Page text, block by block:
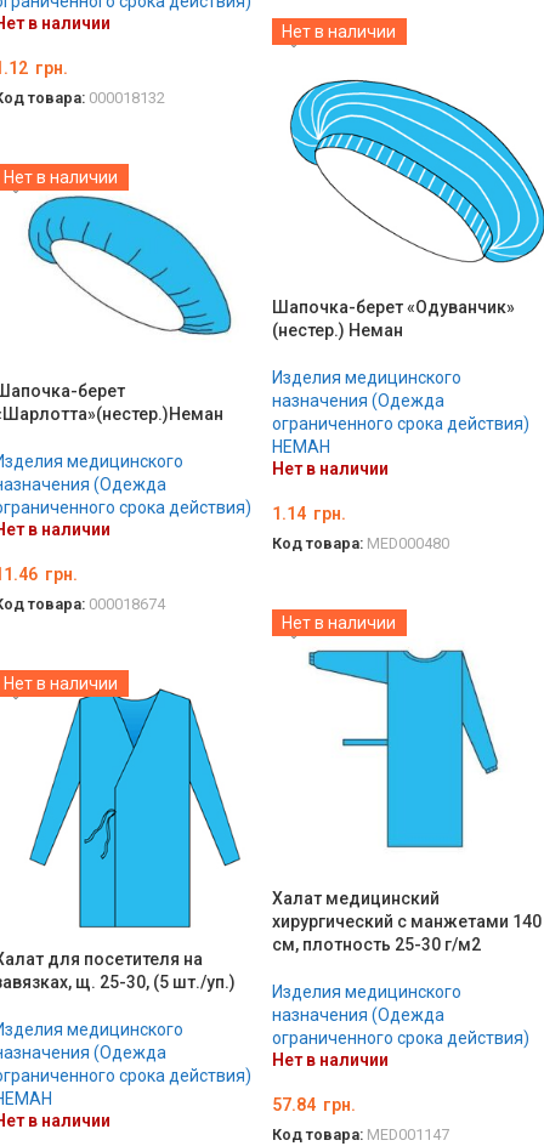
в наличии
грн.
товара: 000018132
Нет в наличии
Шапочка-берет «Одуванчик»
(нестер.) Неман
Изделия медицинского
назначения (Одежда
ограниченного срока действия)
НЕМАН
Нет в наличии
1.14 грн.
Код товара: MED000480
Нет в наличии
берет
медицинского
(Одежда
срока действия)
в наличии
грн.
товара: 000018674
Нет в наличии
Халат медицинский
хирургический с манжетами 140
см, плотность 25-30 г/м2
Изделия медицинского
назначения (Одежда
ограниченного срока действия)
Нет в наличии
57.84 грн.
Код товара: MED001147
Нет в наличии
для посетителя на
щ. 25-30, (5 шт./уп.)
медицинского
(Одежда
срока действия)
в наличии